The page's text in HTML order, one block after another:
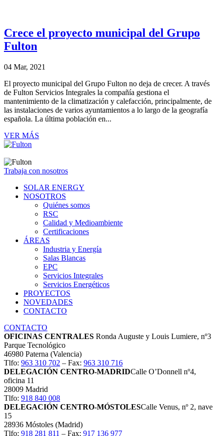
Crece el proyecto municipal del Grupo
Fulton
04 Mar, 2021
El proyecto municipal del Grupo Fulton no deja de crecer. A través
de Fulton Servicios Integrales la compañía gestiona el
mantenimiento de la climatización y calefacción, principalmente, de
las instalaciones de varios ayuntamientos a lo largo de la geografía
española. La última población en...
VER MÁS
Trabaja con nosotros
SOLAR ENERGY
NOSOTROS
Quiénes somos
RSC
Calidad y Medioambiente
Certificaciones
ÁREAS
Industria y Energía
Salas Blancas
EPC
Servicios Integrales
Servicios Energéticos
PROYECTOS
NOVEDADES
CONTACTO
CONTACTO
OFICINAS CENTRALES Ronda Auguste y Louis Lumiere, nº3
Parque Tecnológico
46980 Paterna (Valencia)
Tlfo: 963 310 702 – Fax: 963 310 716
DELEGACIÓN CENTRO-MADRIDCalle O’Donnell nº4,
oficina 11
28009 Madrid
Tlfo: 918 840 008
DELEGACIÓN CENTRO-MÓSTOLESCalle Venus, nº 2, nave
15
28936 Móstoles (Madrid)
Tlfo: 918 281 811 – Fax: 917 136 977